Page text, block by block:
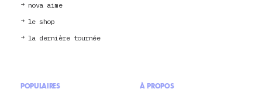
nova aime
le shop
la dernière tournée
POPULAIRES À PROPOS